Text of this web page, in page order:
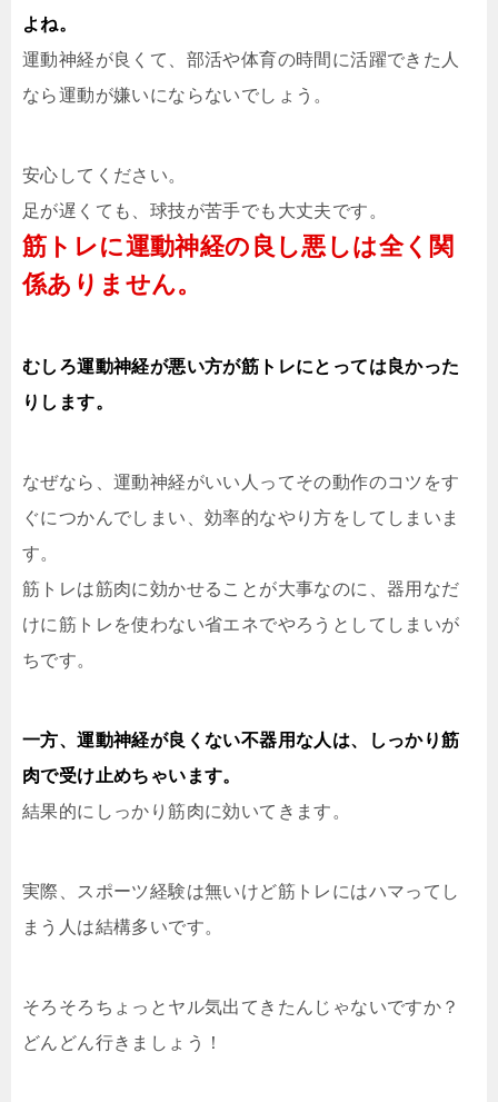
よね。
運動神経が良くて、部活や体育の時間に活躍できた人
なら運動が嫌いにならないでしょう。
安心してください。
足が遅くても、球技が苦手でも大丈夫です。
筋トレに運動神経の良し悪しは全く関
係ありません。
むしろ運動神経が悪い方が筋トレにとっては良かった
りします。
なぜなら、運動神経がいい人ってその動作のコツをす
ぐにつかんでしまい、効率的なやり方をしてしまいま
す。
筋トレは筋肉に効かせることが大事なのに、器用なだ
けに筋トレを使わない省エネでやろうとしてしまいが
ちです。
一方、運動神経が良くない不器用な人は、しっかり筋
肉で受け止めちゃいます。
結果的にしっかり筋肉に効いてきます。
実際、スポーツ経験は無いけど筋トレにはハマってし
まう人は結構多いです。
そろそろちょっとヤル気出てきたんじゃないですか？
どんどん行きましょう！